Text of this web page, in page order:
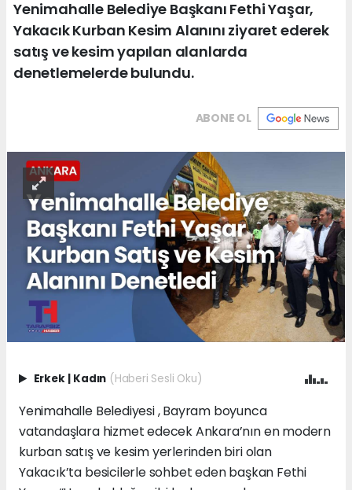
Yenimahalle Belediye Başkanı Fethi Yaşar,
Yakacık Kurban Kesim Alanını ziyaret ederek
satış ve kesim yapılan alanlarda
denetlemelerde bulundu.
ABONE OL
Erkek | Kadın (Haberi Sesli Oku)
Yenimahalle Belediyesi , Bayram boyunca
vatandaşlara hizmet edecek Ankara’nın en modern
kurban satış ve kesim yerlerinden biri olan
Yakacık’ta besicilerle sohbet eden başkan Fethi